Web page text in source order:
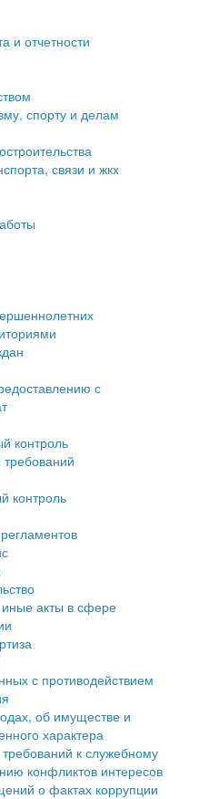
области
округа
регламентов
ранее учтенных
малого и
субъектов малого и
проектирования
застройки
и отчетности
спорту и делам
связи и жкх
с
контроль
контроль
акты в сфере
с противодействием
об имуществе и
характера
к служебному
конфликтов интересов
о фактах коррупции